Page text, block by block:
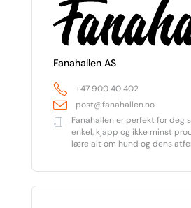
Fanahallen AS
+47 900 40 402
post@fanahallen.no
Fanahallen er perfekt for deg
enkel, kjapp og ikke minst
lære alt om hund og dens